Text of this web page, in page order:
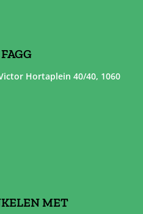
Hortaplein 40/40, 1060
MET